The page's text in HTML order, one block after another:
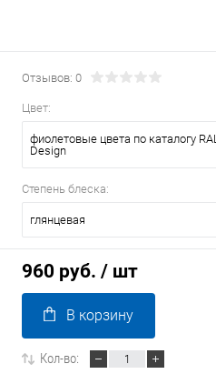
Отзывов: 0
Цвет:
фиолетовые цвета по каталогу RAL
Design
Степень блеска:
глянцевая
960 руб. / шт
В корзину
Кол-во: